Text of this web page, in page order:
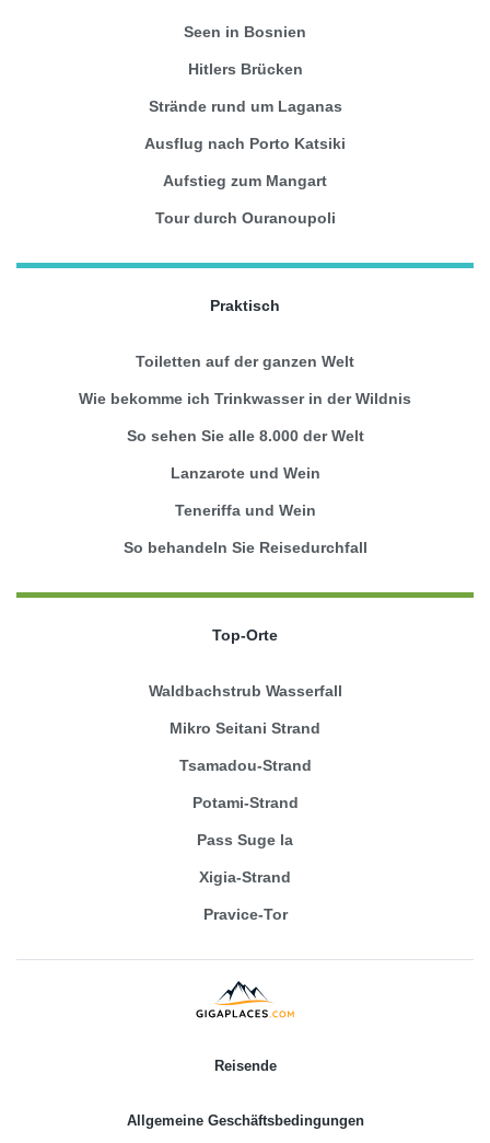
Seen in Bosnien
Hitlers Brücken
Strände rund um Laganas
Ausflug nach Porto Katsiki
Aufstieg zum Mangart
Tour durch Ouranoupoli
Praktisch
Toiletten auf der ganzen Welt
Wie bekomme ich Trinkwasser in der Wildnis
So sehen Sie alle 8.000 der Welt
Lanzarote und Wein
Teneriffa und Wein
So behandeln Sie Reisedurchfall
Top-Orte
Waldbachstrub Wasserfall
Mikro Seitani Strand
Tsamadou-Strand
Potami-Strand
Pass Suge la
Xigia-Strand
Pravice-Tor
Reisende
Allgemeine Geschäftsbedingungen